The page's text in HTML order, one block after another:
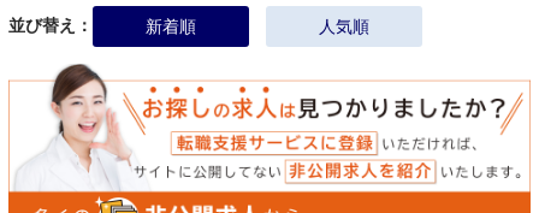
並び替え： 新着順 人気順